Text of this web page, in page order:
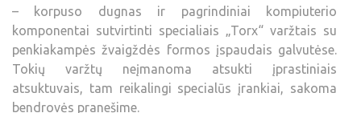
– korpuso dugnas ir pagrindiniai kompiuterio
komponentai sutvirtinti specialiais „Torx“ varžtais su
penkiakampės žvaigždės formos įspaudais galvutėse.
Tokių varžtų neįmanoma atsukti įprastiniais
atsuktuvais, tam reikalingi specialūs įrankiai, sakoma
bendrovės pranešime.